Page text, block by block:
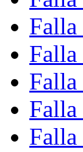
Falla
Falla